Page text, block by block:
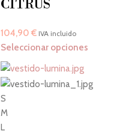
CITRUS
104,90 € IVA incluido
Seleccionar opciones
S
M
L